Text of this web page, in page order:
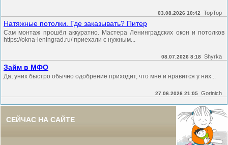
03.08.2026 10:42 TopTop
Натяжные потолки. Где заказывать? Питер
Сам монтаж прошёл аккуратно. Мастера Ленинградских окон и потолков
https://okna-leningrad.ru/ приехали с нужным...
08.07.2026 8:18 Shyrka
Займ в МФО
Да, уних быстро обычно одобрение приходит, что мне и нравится у них...
27.06.2026 21:05 Gorinich
СЕЙЧАС НА САЙТЕ